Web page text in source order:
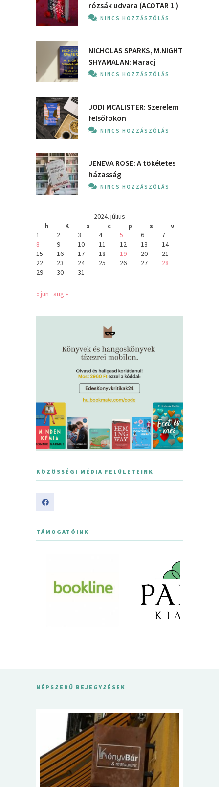
rózsák udvara (ACOTAR 1.)
NINCS HOZZÁSZÓLÁS
NICHOLAS SPARKS, M.NIGHT
SHYAMALAN: Maradj
NINCS HOZZÁSZÓLÁS
JODI MCALISTER: Szerelem
felsőfokon
NINCS HOZZÁSZÓLÁS
JENEVA ROSE: A ​tökéletes
házasság
NINCS HOZZÁSZÓLÁS
2024. július
h
K s c p s
v
1
2 3 4 5 6
7
8
9 10 11 12 13
14
15
16 17 18 19 20
21
22
23 24 25 26 27
28
29
30 31
« jún aug »
KÖZÖSSÉGI MÉDIA FELÜLETEINK
TÁMOGATÓINK
NÉPSZERŰ BEJEGYZÉSEK